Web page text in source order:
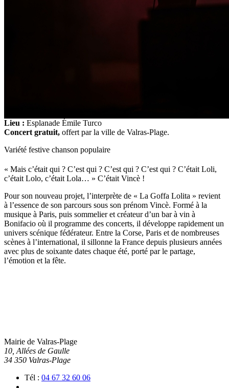
Lieu : Esplanade Émile Turco
Concert gratuit, offert par la ville de Valras-Plage.
Variété festive chanson populaire
« Mais c’était qui ? C’est qui ? C’est qui ? C’est qui ? C’était Loli,
c’était Lolo, c’était Lola… » C’était Vincè !
Pour son nouveau projet, l’interprète de « La Goffa Lolita » revient
à l’essence de son parcours sous son prénom Vincè. Formé à la
musique à Paris, puis sommelier et créateur d’un bar à vin à
Bonifacio où il programme des concerts, il développe rapidement un
univers scénique fédérateur. Entre la Corse, Paris et de nombreuses
scènes à l’international, il sillonne la France depuis plusieurs années
avec plus de soixante dates chaque été, porté par le partage,
l’émotion et la fête.
Mairie de Valras-Plage
10, Allées de Gaulle
34 350 Valras-Plage
Tél : 04 67 32 60 06